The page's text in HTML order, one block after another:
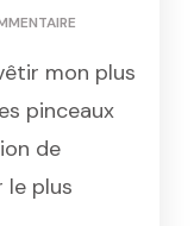
HALLOWEEN
LES
mon plus
pinceaux
de
le plus